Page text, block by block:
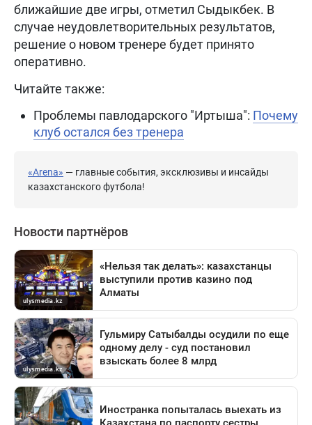
ближайшие две игры, отметил Сыдыкбек. В
случае неудовлетворительных результатов,
решение о новом тренере будет принято
оперативно.
Читайте также:
Проблемы павлодарского "Иртыша": Почему
клуб остался без тренера
«Arena» — главные события, эксклюзивы и инсайды
казахстанского футбола!